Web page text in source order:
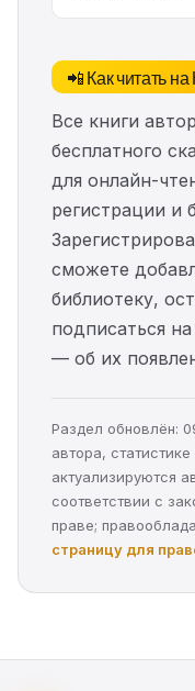
📲 Как читать
Все книги
бесплатного
для онлайн-
регистрации и
сможете
библиотеку,
подписаться
— об их
Раздел обновлён:
автора,
актуализируются
соответствии с
праве;
страницу для